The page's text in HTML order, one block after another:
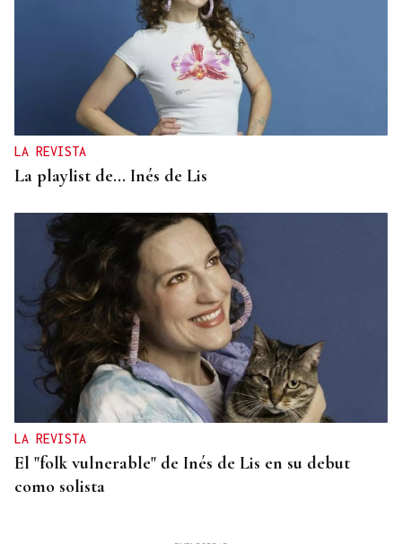
LA REVISTA
La playlist de... Inés de Lis
LA REVISTA
El "folk vulnerable" de Inés de Lis en su debut
como solista